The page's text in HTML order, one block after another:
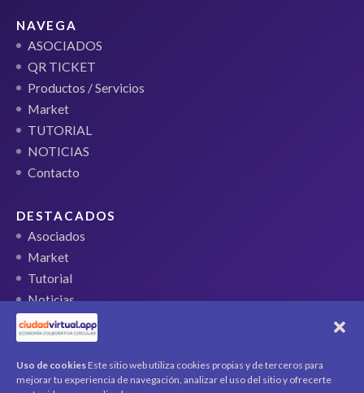
Uso de cookies Este sitio web utiliza cookies propias y de terceros para
mejorar tu experiencia de navegación, analizar el uso del sitio y ofrecerte
NAVEGA
ASOCIADOS
QR TICKET
Productos / Servicios
Market
TUTORIAL
NOTICIAS
Contacto
DESTACADOS
Asociados
Market
Tutorial
Noticias
QR Ticket
CUENTA
Mi cuenta